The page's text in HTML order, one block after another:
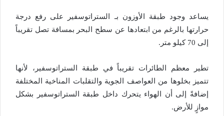
يساعد وجود طبقة الأوزون بـ الستراتوسفير على رفع درجة
حرارتها بالرغم من ابتعادها عن سطح البحر بمسافة تصل تقريباً
إلى 70 كيلو متر.
تطير معظم الطائرات تقريباً في طبقة الستراتوسفير، لأنها
تتميز بخلوها من العواصف الجوية والتقلبات المناخية المختلفة
إضافةً إلى أن الهواء يتحرك داخل طبقة الستراتوسفير بشكل
موازٍ للأرض.